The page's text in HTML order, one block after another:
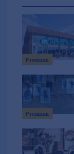
Premium
Premium